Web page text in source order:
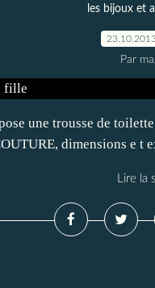
les bijoux et
Par
une trousse de
dimensions e t
Lire la